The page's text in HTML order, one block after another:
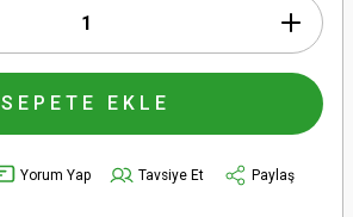
SEPETE EKLE
Yorum Yap Tavsiye Et
Paylaş